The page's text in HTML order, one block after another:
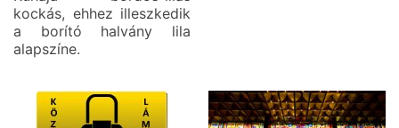
kockás, ehhez illeszkedik
a borító halvány lila
alapszíne.